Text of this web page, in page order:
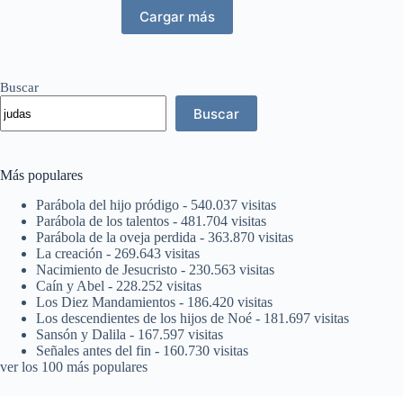
Cargar más
Buscar
Buscar
Más populares
Parábola del hijo pródigo - 540.037 visitas
Parábola de los talentos - 481.704 visitas
Parábola de la oveja perdida - 363.870 visitas
La creación - 269.643 visitas
Nacimiento de Jesucristo - 230.563 visitas
Caín y Abel - 228.252 visitas
Los Diez Mandamientos - 186.420 visitas
Los descendientes de los hijos de Noé - 181.697 visitas
Sansón y Dalila - 167.597 visitas
Señales antes del fin - 160.730 visitas
ver los 100 más populares